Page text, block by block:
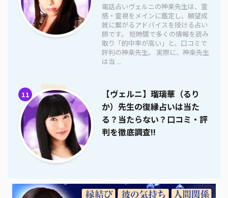
電話占いヴェルニの神楽先生は、霊
感・霊視をメインに鑑定し、願望成
就に繋がるアドバイスを授ける占い
師です。 短時間で多くの情報を読み
取り「的中率が高い」と、口コミで
評判の神楽先生。 実際に、神楽先生
は当 ...
11
【ヴェルニ】瑠璃華（るり
か）先生の復縁占いは当た
る？当たらない？口コミ・評
判を徹底調査!!